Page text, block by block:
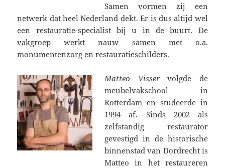
Samen vormen zij een
netwerk dat heel Nederland dekt. Er is dus altijd wel
een restauratie-specialist bij u in de buurt. De
vakgroep werkt nauw samen met o.a.
monumentenzorg en restauratieschilders.
Matteo Visservolgde de
meubelvakschool in
Rotterdam en studeerde in
1994 af. Sinds 2002 als
zelfstandig restaurator
gevestigd in de historische
binnenstad van Dordrecht is
Matteo in het restaureren